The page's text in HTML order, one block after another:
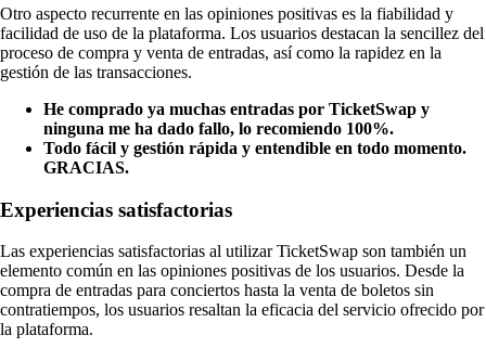
Otro aspecto recurrente en las opiniones positivas es la fiabilidad y
facilidad de uso de la plataforma. Los usuarios destacan la sencillez del
proceso de compra y venta de entradas, así como la rapidez en la
gestión de las transacciones.
He comprado ya muchas entradas por TicketSwap y
ninguna me ha dado fallo, lo recomiendo 100%.
Todo fácil y gestión rápida y entendible en todo momento.
GRACIAS.
Experiencias satisfactorias
Las experiencias satisfactorias al utilizar TicketSwap son también un
elemento común en las opiniones positivas de los usuarios. Desde la
compra de entradas para conciertos hasta la venta de boletos sin
contratiempos, los usuarios resaltan la eficacia del servicio ofrecido por
la plataforma.